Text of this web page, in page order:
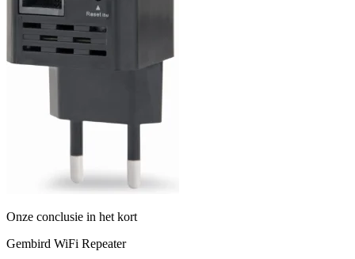
Onze conclusie in het kort
Gembird WiFi Repeater